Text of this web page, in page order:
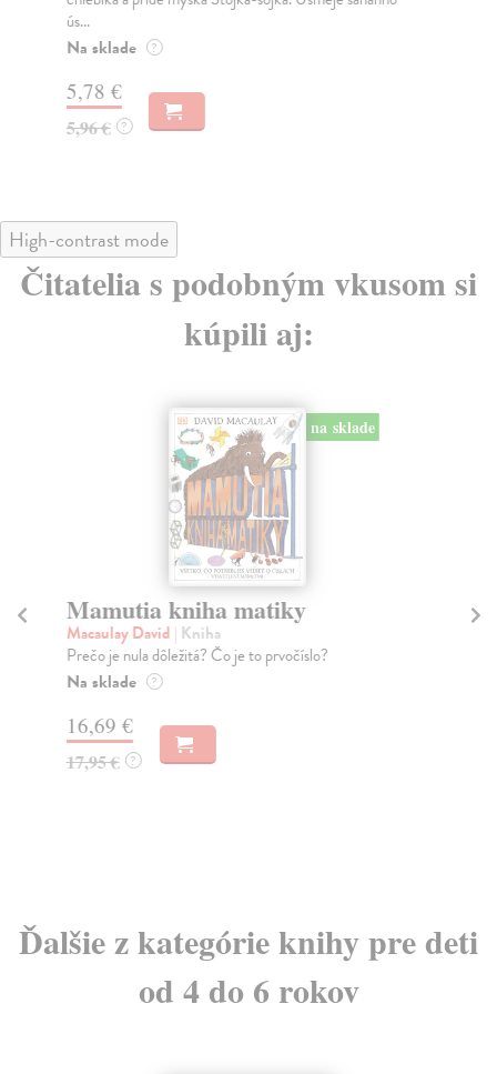
ús...
Na sklade ?
5,78 €
5,96 € ?
High-contrast mode
Čitatelia s podobným vkusom si
kúpili aj:
na sklade
Mamutia kniha matiky
Macaulay David | Kniha
Prečo je nula dôležitá? Čo je to prvočíslo?
Na sklade ?
16,69 €
17,95 € ?
Ďalšie z kategórie knihy pre deti
od 4 do 6 rokov